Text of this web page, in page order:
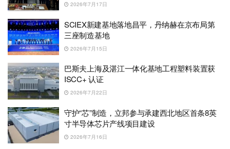
2026年7月17日
SCIEX新建基地落地昌平，丹纳赫在京布局第
三座制造基地
2026年7月15日
巴斯夫上海及湛江一体化基地工程塑料装置获
ISCC+ 认证
2026年7月22日
守护“芯”制造，立邦参与承建西北地区首条8英
寸半导体芯片产线项目建设
2026年7月16日